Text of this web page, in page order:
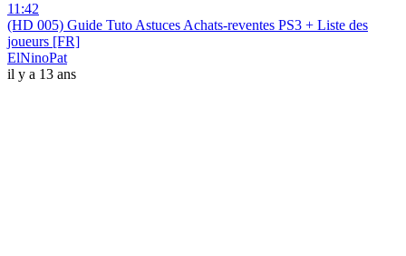
11:42
(HD 005) Guide Tuto Astuces Achats-reventes PS3 + Liste des
joueurs [FR]
ElNinoPat
il y a 13 ans